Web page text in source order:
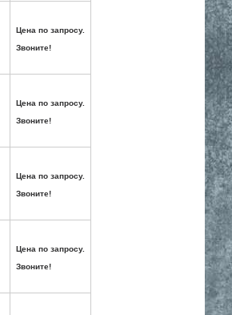
Цена по запросу.
Звоните!
Цена по запросу.
Звоните!
Цена по запросу.
Звоните!
Цена по запросу.
Звоните!